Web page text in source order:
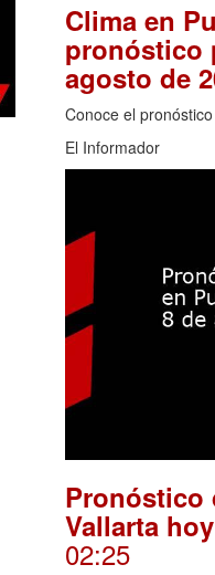
Clima en
pronóstico
agosto de
Conoce el
El Informador
Pronóstico
Vallarta
02:25